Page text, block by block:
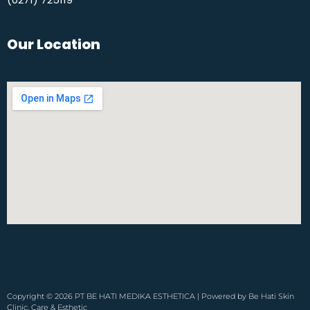
Our Location
Copyright © 2026 PT BE HATI MEDIKA ESTHETICA | Powered by Be Hati Skin
Clinic, Care & Esthetic